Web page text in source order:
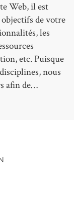
Web, il est
de votre
les
etc. Puisque
nous
afin de…